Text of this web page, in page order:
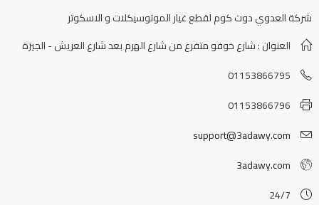
شركة العدوي دوت كوم لقطع غيار الموتوسيكلات و الاسكوتر
العنوان : شارع خوفو متفرع من شارع الهرم بعد شارع العريش - الجيزة
01153866795
01153866796
support@3adawy.com
3adawy.com
24/7